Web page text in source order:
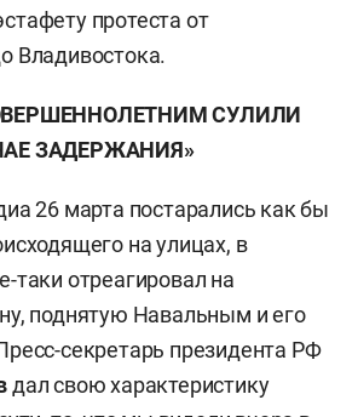
протеста от
Владивостока.
СУЛИЛИ
ЗАДЕРЖАНИЯ»
26 марта постарались как бы
на улицах, в
таки отреагировал на
поднятую Навальным и его
секретарь президента РФ
дал свою характеристику